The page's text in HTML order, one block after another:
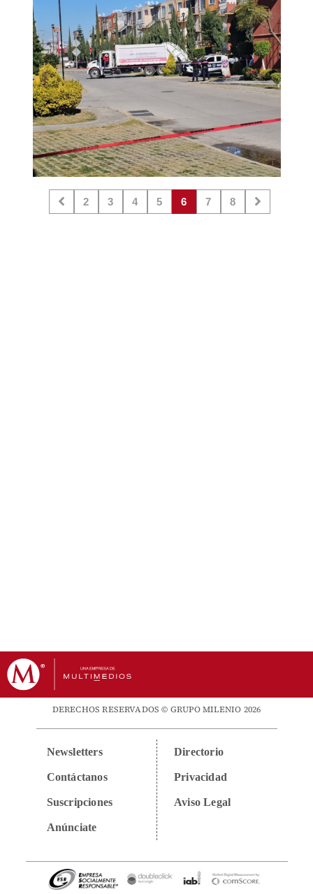
2 3 4 5 6 7 8
DERECHOS RESERVADOS © GRUPO MILENIO 2026
Newsletters
Contáctanos
Suscripciones
Anúnciate
Directorio
Privacidad
Aviso Legal